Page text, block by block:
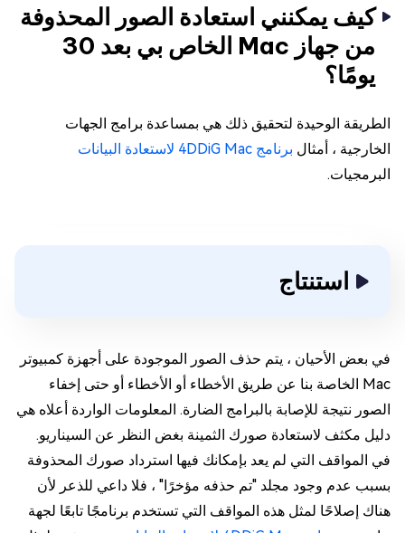
كيف يمكنني استعادة الصور المحذوفة
من جهاز Mac الخاص بي بعد 30
يومًا؟
الطريقة الوحيدة لتحقيق ذلك هي بمساعدة برامج الجهات
الخارجية ، أمثال برنامج 4DDiG Mac لاستعادة البيانات
البرمجيات.
استنتاج
في بعض الأحيان ، يتم حذف الصور الموجودة على أجهزة كمبيوتر
Mac الخاصة بنا عن طريق الأخطاء أو الأخطاء أو حتى إخفاء
الصور نتيجة للإصابة بالبرامج الضارة. المعلومات الواردة أعلاه هي
دليل مكثف لاستعادة صورك الثمينة بغض النظر عن السيناريو.
في المواقف التي لم يعد بإمكانك فيها استرداد صورك المحذوفة
بسبب عدم وجود مجلد "تم حذفه مؤخرًا" ، فلا داعي للذعر لأن
هناك إصلاحًا لمثل هذه المواقف التي تستخدم برنامجًا تابعًا لجهة